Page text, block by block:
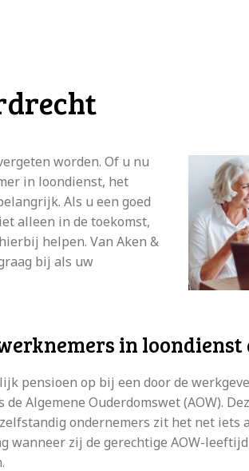
worden. Of u nu
in loondienst, het
Als u een goed
alleen in de toekomst,
helpen. Van Aken &
bij als uw
in loondienst
pensioen op bij een door de
Algemene Ouderdomswet (AOW).
ondernemers zit het net iets
wanneer zij de gerechtige AOW-